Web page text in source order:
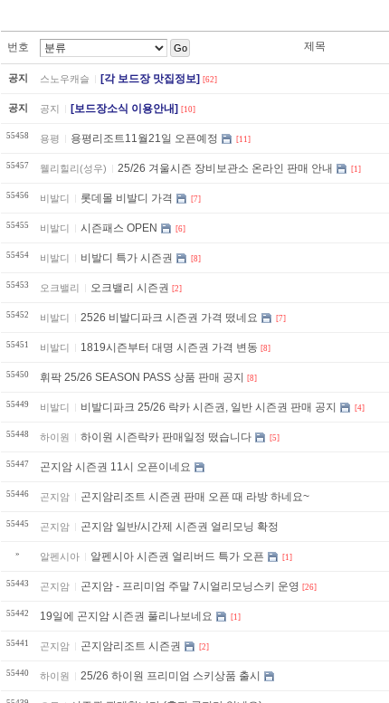
번호 Go 제목
공지 스노우캐슬 [각 보드장 맛집정보] [62]
공지 공지 [보드장소식 이용안내] [10]
55458 용평 용평리조트11월21일 오픈예정 [11]
55457 웰리힐리(성우) 25/26 겨울시즌 장비보관소 온라인 판매 안내 [1]
55456 비발디 롯데몰 비발디 가격 [7]
55455 비발디 시즌패스 OPEN [6]
55454 비발디 비발디 특가 시즌권 [8]
55453 오크밸리 오크밸리 시즌권 [2]
55452 비발디 2526 비발디파크 시즌권 가격 떴네요 [7]
55451 비발디 1819시즌부터 대명 시즌권 가격 변동 [8]
55450 휘팍 25/26 SEASON PASS 상품 판매 공지 [8]
55449 비발디 비발디파크 25/26 락카 시즌권, 일반 시즌권 판매 공지 [4]
55448 하이원 하이원 시즌락카 판매일정 떴습니다 [5]
55447 곤지암 시즌권 11시 오픈이네요
55446 곤지암 곤지암리조트 시즌권 판매 오픈 때 라방 하네요~
55445 곤지암 곤지암 일반/시간제 시즌권 얼리모닝 확정
» 알펜시아 알펜시아 시즌권 얼리버드 특가 오픈 [1]
55443 곤지암 곤지암 - 프리미엄 주말 7시얼리모닝스키 운영 [26]
55442 19일에 곤지암 시즌권 풀리나보네요 [1]
55441 곤지암 곤지암리조트 시즌권 [2]
55440 하이원 25/26 하이원 프리미엄 스키상품 출시